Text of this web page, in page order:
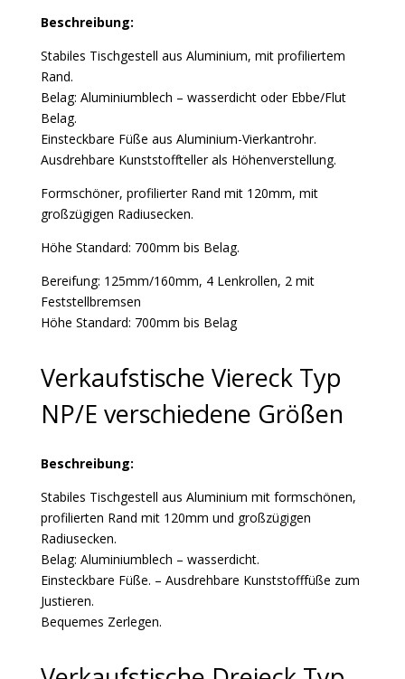
Beschreibung:
Stabiles Tischgestell aus Aluminium, mit profiliertem
Rand.
Belag: Aluminiumblech – wasserdicht oder Ebbe/Flut
Belag.
Einsteckbare Füße aus Aluminium-Vierkantrohr.
Ausdrehbare Kunststoffteller als Höhenverstellung.
Formschöner, profilierter Rand mit 120mm, mit
großzügigen Radiusecken.
Höhe Standard: 700mm bis Belag.
Bereifung: 125mm/160mm, 4 Lenkrollen, 2 mit
Feststellbremsen
Höhe Standard: 700mm bis Belag
Verkaufstische Viereck Typ
NP/E verschiedene Größen
Beschreibung:
Stabiles Tischgestell aus Aluminium mit formschönen,
profilierten Rand mit 120mm und großzügigen
Radiusecken.
Belag: Aluminiumblech – wasserdicht.
Einsteckbare Füße. – Ausdrehbare Kunststofffüße zum
Justieren.
Bequemes Zerlegen.